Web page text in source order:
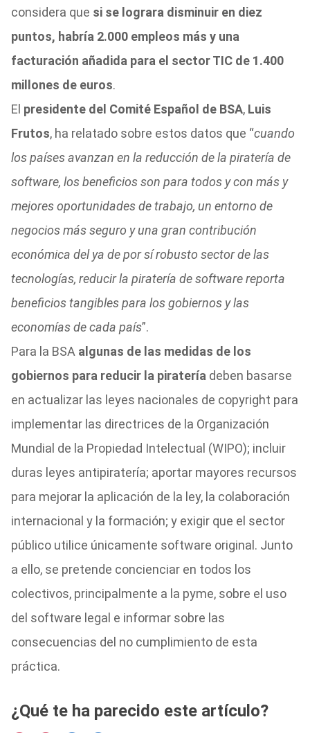
considera que si se lograra disminuir en diez
puntos, habría 2.000 empleos más y una
facturación añadida para el sector TIC de 1.400
millones de euros.
El presidente del Comité Español de BSA, Luis
Frutos, ha relatado sobre estos datos que “cuando
los países avanzan en la reducción de la piratería de
software, los beneficios son para todos y con más y
mejores oportunidades de trabajo, un entorno de
negocios más seguro y una gran contribución
económica del ya de por sí robusto sector de las
tecnologías, reducir la piratería de software reporta
beneficios tangibles para los gobiernos y las
economías de cada país”.
Para la BSA algunas de las medidas de los
gobiernos para reducir la piratería deben basarse
en actualizar las leyes nacionales de copyright para
implementar las directrices de la Organización
Mundial de la Propiedad Intelectual (WIPO); incluir
duras leyes antipiratería; aportar mayores recursos
para mejorar la aplicación de la ley, la colaboración
internacional y la formación; y exigir que el sector
público utilice únicamente software original. Junto
a ello, se pretende concienciar en todos los
colectivos, principalmente a la pyme, sobre el uso
del software legal e informar sobre las
consecuencias del no cumplimiento de esta
práctica.
¿Qué te ha parecido este artículo?